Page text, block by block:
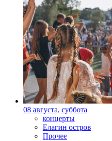
08 августа, суббота
концерты
Елагин остров
Прочее